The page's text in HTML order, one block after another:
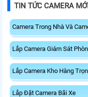
TIN TỨC CAMERA
Camera Trong Nhà Và
Lắp Camera Giám Sát
Lắp Camera Kho Hàng
Lắp Đặt Camera Bãi Xe